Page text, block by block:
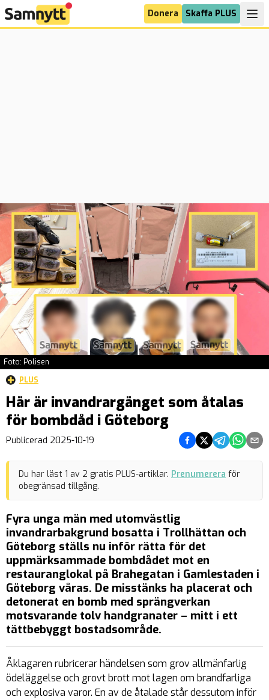
Donera Skaffa PLUS
Foto: Polisen
PLUS
Här är invandrargänget som åtalas
för bombdåd i Göteborg
Publicerad 2025-10-19 Dela på Facebook
Dela på Twitter
Dela påDela på
Dela
Du har läst 1 av 2 gratis PLUS-artiklar. Prenumerera för
obegränsad tillgång.
Fyra unga män med utomvästlig
invandrarbakgrund bosatta i Trollhättan och
Göteborg ställs nu inför rätta för det
uppmärksammade bombdådet mot en
restauranglokal på Brahegatan i Gamlestaden i
Göteborg våras. De misstänks ha placerat och
detonerat en bomb med sprängverkan
motsvarande tolv handgranater – mitt i ett
tättbebyggt bostadsområde.
Åklagaren rubricerar händelsen som grov allmänfarlig
ödeläggelse och grovt brott mot lagen om brandfarliga
och explosiva varor. En av de åtalade står dessutom inför